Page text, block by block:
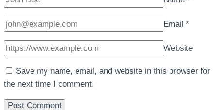
Email *
Website
Save my name, email, and website in this browser for
the next time I comment.